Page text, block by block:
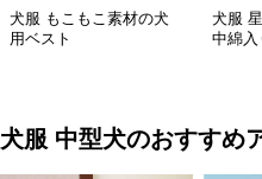
犬服 もこもこ素材の犬
用ベスト
犬服
中綿入
犬服 中型犬のおすすめ